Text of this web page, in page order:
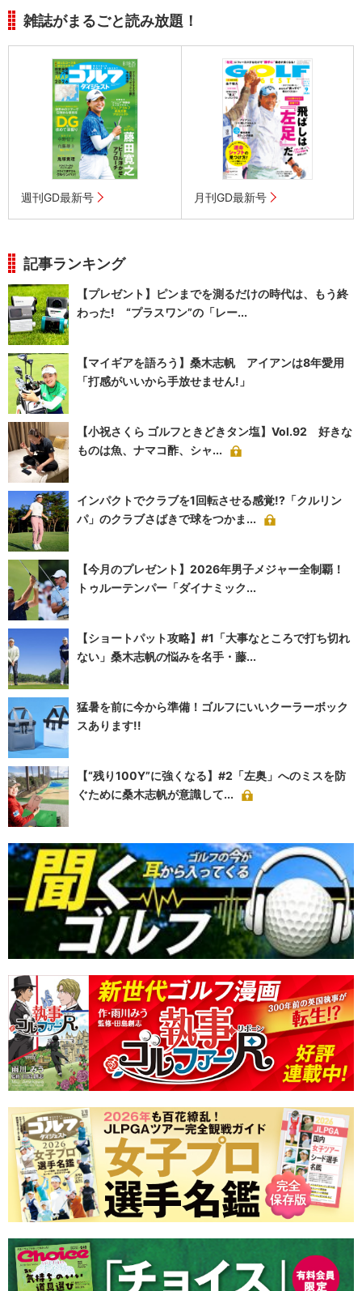
雑誌がまるごと読み放題！
週刊GD最新号 月刊GD最新号
記事ランキング
【プレゼント】ピンまでを測るだけの時代は、もう終
わった! “プラスワン”の「レー...
【マイギアを語ろう】桑木志帆 アイアンは8年愛用
「打感がいいから手放せません!」
【小祝さくら ゴルフときどきタン塩】Vol.92 好きな
ものは魚、ナマコ酢、シャ...
インパクトでクラブを1回転させる感覚!?「クルリン
パ」のクラブさばきで球をつかま...
【今月のプレゼント】2026年男子メジャー全制覇！
トゥルーテンパー「ダイナミック...
【ショートパット攻略】#1「大事なところで打ち切れ
ない」桑木志帆の悩みを名手・藤...
猛暑を前に今から準備！ゴルフにいいクーラーボック
スあります!!
【“残り100Y”に強くなる】#2「左奥」へのミスを防
ぐために桑木志帆が意識して...